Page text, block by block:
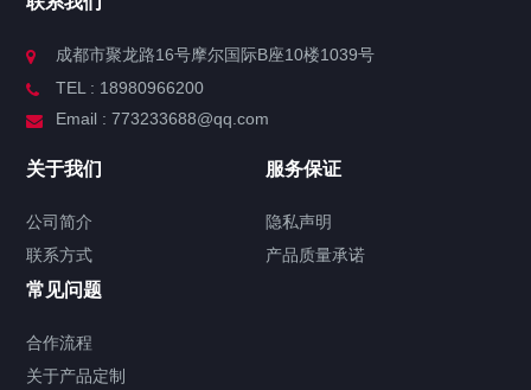
成都市聚龙路16号摩尔国际B座10楼1039号
TEL : 18980966200
Email : 773233688@qq.com
关于我们
公司简介
联系方式
服务保证
隐私声明
产品质量承诺
常见问题
合作流程
关于产品定制